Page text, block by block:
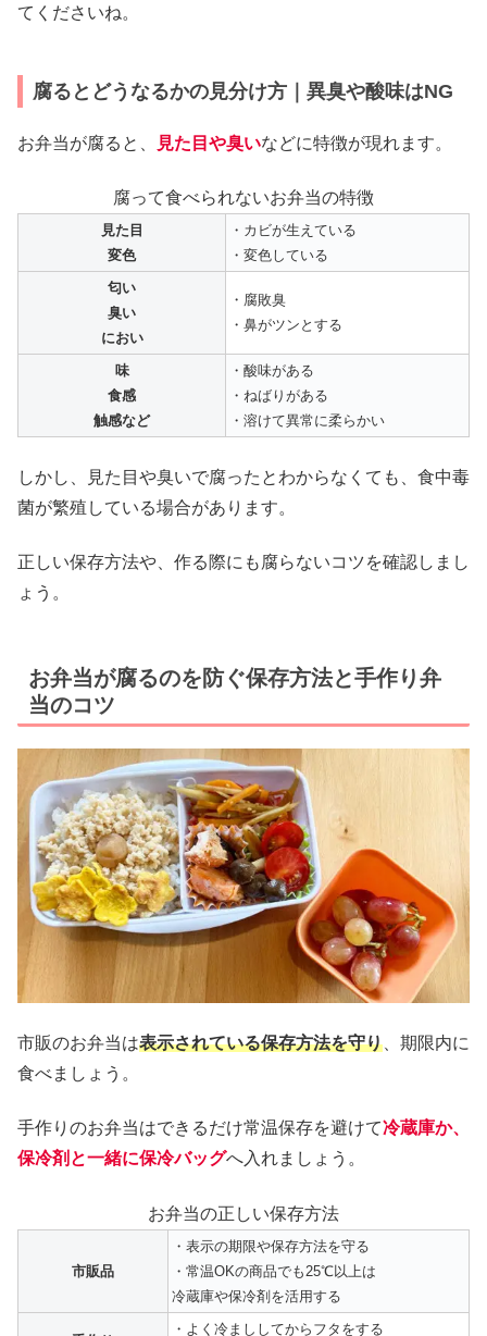
てくださいね。
腐るとどうなるかの見分け方｜異臭や酸味はNG
お弁当が腐ると、 見た目や臭いなどに特徴が現れます。
腐って食べられないお弁当の特徴
見た目
変色
・カビが生えている
・変色している
匂い
臭い
におい
・腐敗臭
・鼻がツンとする
味
食感
触感など
・酸味がある
・ねばりがある
・溶けて異常に柔らかい
しかし、見た目や臭いで腐ったとわからなくても、食中毒
菌が繁殖している場合があります。
正しい保存方法や、作る際にも腐らないコツを確認しまし
ょう。
お弁当が腐るのを防ぐ保存方法と手作り弁
当のコツ
市販のお弁当は表示されている保存方法を守り 、期限内に
食べましょう。
手作りのお弁当はできるだけ常温保存を避けて冷蔵庫か、
保冷剤と一緒に保冷バッグへ入れましょう。
お弁当の正しい保存方法
市販品
・表示の期限や保存方法を守る
・常温OKの商品でも25℃以上は
冷蔵庫や保冷剤を活用する
・よく冷まししてからフタをする